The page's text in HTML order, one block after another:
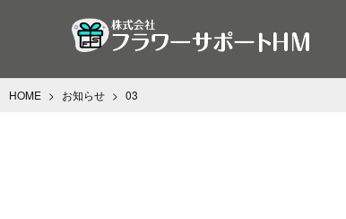
HOME > お知らせ > 03